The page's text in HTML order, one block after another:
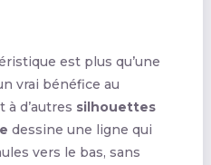
est plus qu’une
vrai bénéfice au
d’autres silhouettes
dessine une ligne qui
vers le bas, sans